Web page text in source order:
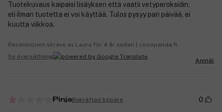
Tuotekuvaus kaipaisi lisäyksen että vaatii vetyperoksidin,
eli ilman tuotetta ei voi käyttää. Tulos pysyy pari päivää, ei
kuutta viikkoa.
Recensionen skrevs av Laura för 4 år sedan | cocopanda.fi
Se översättning
Anmäl
PinjaBekräftad köpare 0